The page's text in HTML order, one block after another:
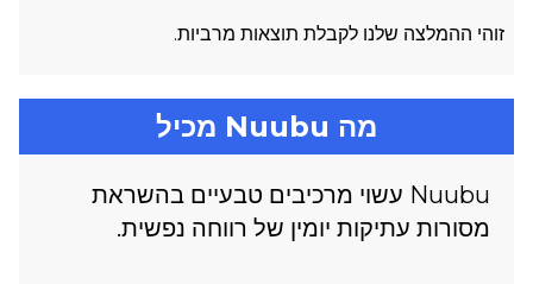
זוהי ההמלצה שלנו לקבלת תוצאות מרביות.
מה Nuubu מכיל
Nuubu עשוי מרכיבים טבעיים בהשראת
מסורות עתיקות יומין של רווחה נפשית.